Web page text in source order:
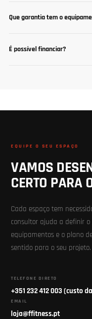
Que garantia tem o
É possível financiar?
EQUIPE O SEU ESPAÇO
VAMOS
CERTO PARA
Cada espaço tem
consultor ajuda a definir
equipamentos e o plano
sentido para o seu projeto.
TELEFONE DIRETO
+351 232 412 003 (custo
EMAIL
loja@ffitness.pt